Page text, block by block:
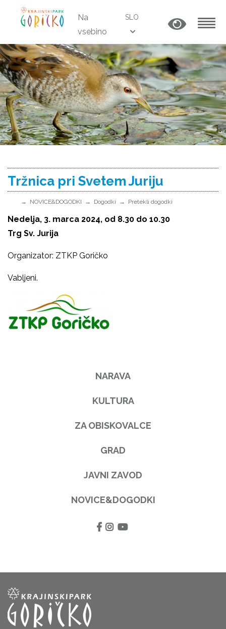
Na
vsebino
SLO
Tržnica pri Svetem Juriju
NOVICE&DOGODKI Dogodki Pretekli dogodki
Nedelja, 3. marca 2024, od 8.30 do 10.30
Trg Sv. Jurija
Organizator: ZTKP Goričko
Vabljeni.
NARAVA
KULTURA
ZA OBISKOVALCE
GRAD
JAVNI ZAVOD
NOVICE&DOGODKI